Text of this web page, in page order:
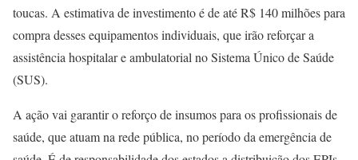
toucas. A estimativa de investimento é de até R$ 140 milhões para
compra desses equipamentos individuais, que irão reforçar a
assistência hospitalar e ambulatorial no Sistema Único de Saúde
(SUS).
A ação vai garantir o reforço de insumos para os profissionais de
saúde, que atuam na rede pública, no período da emergência de